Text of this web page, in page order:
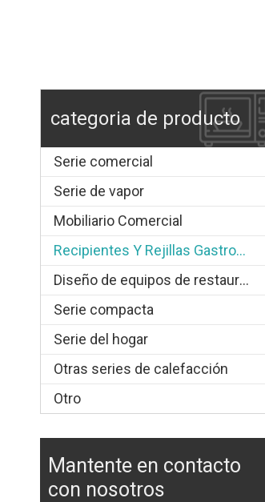
categoria de producto
Serie comercial
Serie de vapor
Mobiliario Comercial
Recipientes Y Rejillas Gastronorm
Diseño de equipos de restauración.
Serie compacta
Serie del hogar
Otras series de calefacción
Otro
Mantente en contacto
con nosotros